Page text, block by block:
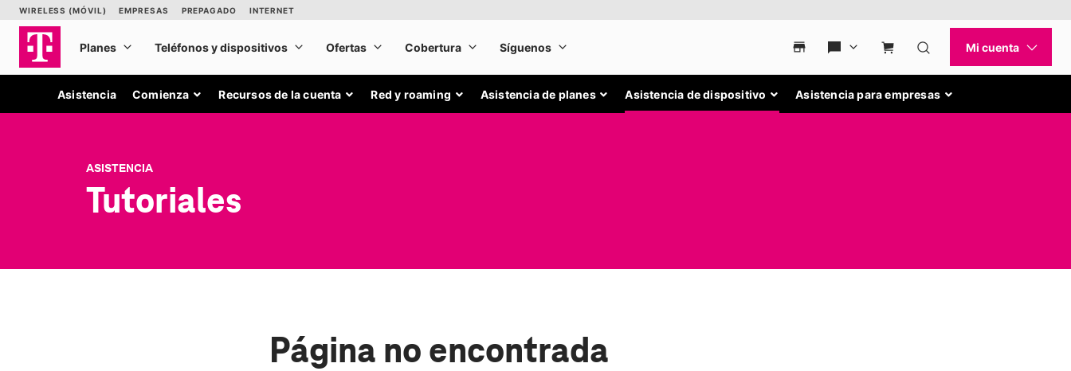
Asistencia Comienza Recursos de la cuenta Red y roaming Asistencia de planes Asistencia de dispositivo Asistencia para empresas
ASISTENCIA
Tutoriales